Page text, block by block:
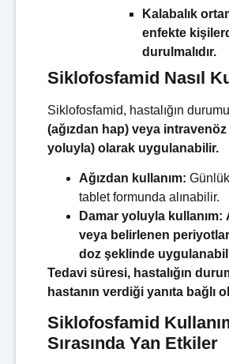
Kalabalık
enfekte
durulmalıdır.
Siklofosfamid Nasıl
Siklofosfamid, hastalığın
(ağızdan hap) veya
yoluyla) olarak uygulanabilir.
Ağızdan kullanım:
tablet formunda alınabilir.
Damar yoluyla kullanım:
veya belirlenen
doz şeklinde
Tedavi süresi, hastalığın
hastanın verdiği yanıta bağlı
Siklofosfamid
Sırasında Yan Etkiler